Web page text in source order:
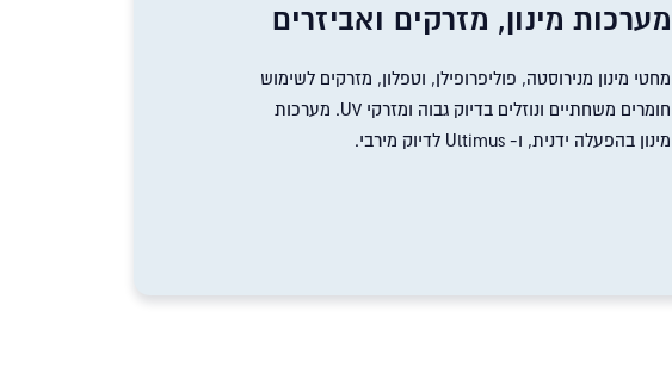
מערכות מינון, מזרקים ואביזרים
מחטי מינון מנירוסטה, פוליפרופילן, וטפלון, מזרקים לשימוש
חומרים משחתיים ונוזלים בדיוק גבוה ומזרקי UV. מערכות
מינון בהפעלה ידנית, ו- Ultimus לדיוק מירבי.